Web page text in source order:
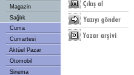
Magazin
Sağlık
Cuma
Cumartesi
Aktüel Pazar
Otomobil
Sinema